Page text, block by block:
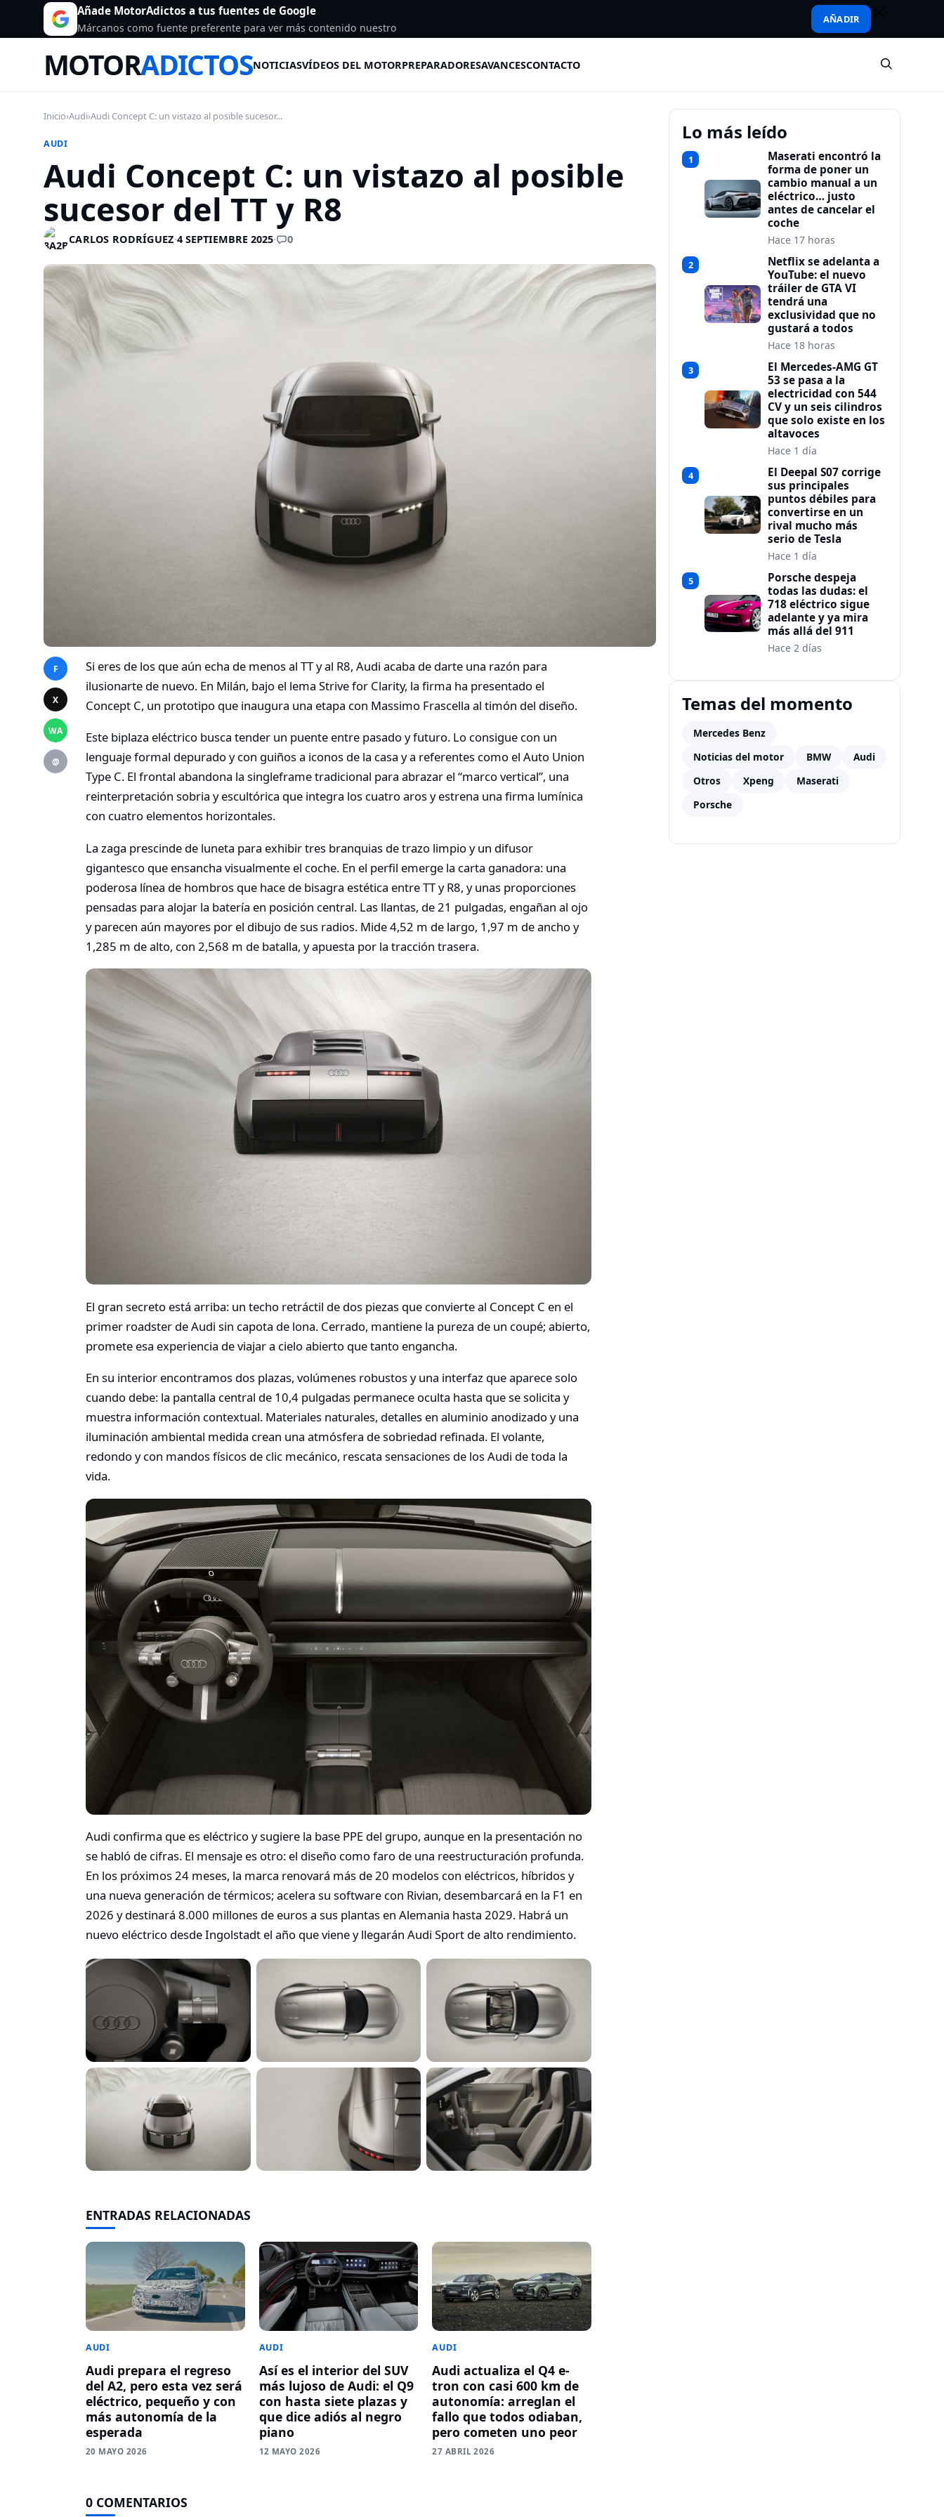
Añade MotorAdictos a tus fuentes de Google
Márcanos como fuente preferente para ver más contenido nuestro
AÑADIR
MOTORADICTOSNOTICIASVÍDEOS DEL MOTORPREPARADORESAVANCESCONTACTO
Inicio›Audi›Audi Concept C: un vistazo al posible sucesor...
AUDI
Audi Concept C: un vistazo al posible
sucesor del TT y R8
CARLOS RODRÍGUEZ·4 SEPTIEMBRE 2025· 0
F
X
WA
@
Si eres de los que aún echa de menos al TT y al R8, Audi acaba de darte una razón para
ilusionarte de nuevo. En Milán, bajo el lema Strive for Clarity, la firma ha presentado el
Concept C, un prototipo que inaugura una etapa con Massimo Frascella al timón del diseño.
Este biplaza eléctrico busca tender un puente entre pasado y futuro. Lo consigue con un
lenguaje formal depurado y con guiños a iconos de la casa y a referentes como el Auto Union
Type C. El frontal abandona la singleframe tradicional para abrazar el “marco vertical”, una
reinterpretación sobria y escultórica que integra los cuatro aros y estrena una firma lumínica
con cuatro elementos horizontales.
La zaga prescinde de luneta para exhibir tres branquias de trazo limpio y un difusor
gigantesco que ensancha visualmente el coche. En el perfil emerge la carta ganadora: una
poderosa línea de hombros que hace de bisagra estética entre TT y R8, y unas proporciones
pensadas para alojar la batería en posición central. Las llantas, de 21 pulgadas, engañan al ojo
y parecen aún mayores por el dibujo de sus radios. Mide 4,52 m de largo, 1,97 m de ancho y
1,285 m de alto, con 2,568 m de batalla, y apuesta por la tracción trasera.
El gran secreto está arriba: un techo retráctil de dos piezas que convierte al Concept C en el
primer roadster de Audi sin capota de lona. Cerrado, mantiene la pureza de un coupé; abierto,
promete esa experiencia de viajar a cielo abierto que tanto engancha.
En su interior encontramos dos plazas, volúmenes robustos y una interfaz que aparece solo
cuando debe: la pantalla central de 10,4 pulgadas permanece oculta hasta que se solicita y
muestra información contextual. Materiales naturales, detalles en aluminio anodizado y una
iluminación ambiental medida crean una atmósfera de sobriedad refinada. El volante,
redondo y con mandos físicos de clic mecánico, rescata sensaciones de los Audi de toda la
vida.
Audi confirma que es eléctrico y sugiere la base PPE del grupo, aunque en la presentación no
se habló de cifras. El mensaje es otro: el diseño como faro de una reestructuración profunda.
En los próximos 24 meses, la marca renovará más de 20 modelos con eléctricos, híbridos y
una nueva generación de térmicos; acelera su software con Rivian, desembarcará en la F1 en
2026 y destinará 8.000 millones de euros a sus plantas en Alemania hasta 2029. Habrá un
nuevo eléctrico desde Ingolstadt el año que viene y llegarán Audi Sport de alto rendimiento.
ENTRADAS RELACIONADAS
AUDI
Audi prepara el regreso
del A2, pero esta vez será
eléctrico, pequeño y con
más autonomía de la
esperada
20 MAYO 2026
AUDI
Así es el interior del SUV
más lujoso de Audi: el Q9
con hasta siete plazas y
que dice adiós al negro
piano
12 MAYO 2026
AUDI
Audi actualiza el Q4 e-
tron con casi 600 km de
autonomía: arreglan el
fallo que todos odiaban,
pero cometen uno peor
27 ABRIL 2026
0 COMENTARIOS
Lo más leído
1
Maserati encontró la
forma de poner un
cambio manual a un
eléctrico… justo
antes de cancelar el
coche
Hace 17 horas
2
Netflix se adelanta a
YouTube: el nuevo
tráiler de GTA VI
tendrá una
exclusividad que no
gustará a todos
Hace 18 horas
3
El Mercedes-AMG GT
53 se pasa a la
electricidad con 544
CV y un seis cilindros
que solo existe en los
altavoces
Hace 1 día
4
El Deepal S07 corrige
sus principales
puntos débiles para
convertirse en un
rival mucho más
serio de Tesla
Hace 1 día
5
Porsche despeja
todas las dudas: el
718 eléctrico sigue
adelante y ya mira
más allá del 911
Hace 2 días
Temas del momento
Mercedes Benz
Noticias del motor
BMW
Audi
Otros
Xpeng
Maserati
Porsche